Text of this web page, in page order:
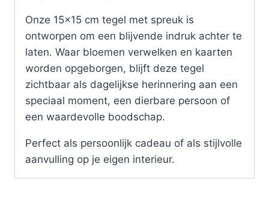
Onze 15×15 cm tegel met spreuk is
ontworpen om een blijvende indruk achter te
laten. Waar bloemen verwelken en kaarten
worden opgeborgen, blijft deze tegel
zichtbaar als dagelijkse herinnering aan een
speciaal moment, een dierbare persoon of
een waardevolle boodschap.
Perfect als persoonlijk cadeau of als stijlvolle
aanvulling op je eigen interieur.